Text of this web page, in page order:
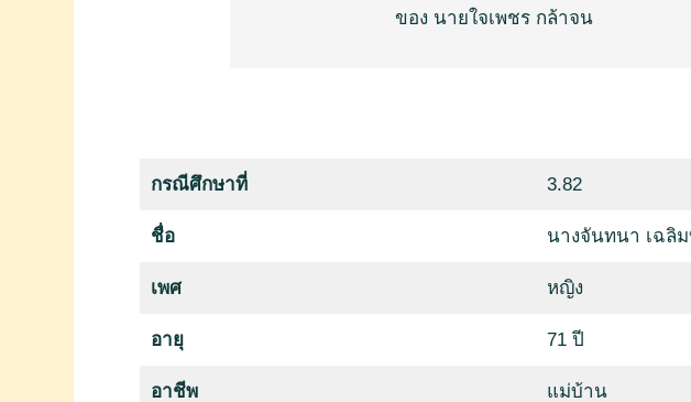
ของ นายใจเพชร กล้าจน
กรณีศึกษาที่ 3.82
ชื่อ นางจันทนา เฉลิ
เพศ หญิง
อายุ 71 ปี
อาชีพ แม่บ้าน